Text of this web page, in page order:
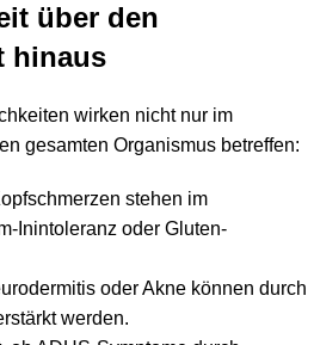
über den
hinaus
wirken nicht nur im
gesamten Organismus betreffen:
stehen im
Inintoleranz oder Gluten-
oder Akne können durch
werden.